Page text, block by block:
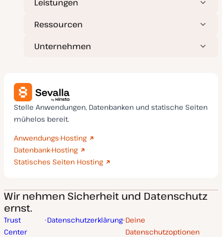
Leistungen
Ressourcen
Unternehmen
Stelle Anwendungen, Datenbanken und statische Seiten
mühelos bereit.
Anwendungs-Hosting
Datenbank-Hosting
Statisches Seiten Hosting
Wir nehmen Sicherheit und Datenschutz
ernst.
Trust
Center
Datenschutzerklärung Deine
Datenschutzoptionen